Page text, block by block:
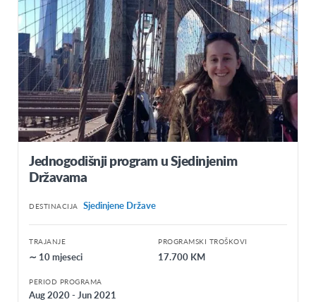
Jednogodišnji program u Sjedinjenim
Državama
DESTINACIJA Sjedinjene Države
TRAJANJE
∼ 10 mjeseci
PROGRAMSKI TROŠKOVI
17.700 KM
PERIOD PROGRAMA
Aug 2020 - Jun 2021